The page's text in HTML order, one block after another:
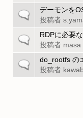
ピ
ッ
の
ト
ピ
ッ
一
の
ト
ピ
ッ
デーモンを
投稿者
一
の
ト
ピ
RDPに必要
投稿者 masa
一
do_rootfs の
投稿者